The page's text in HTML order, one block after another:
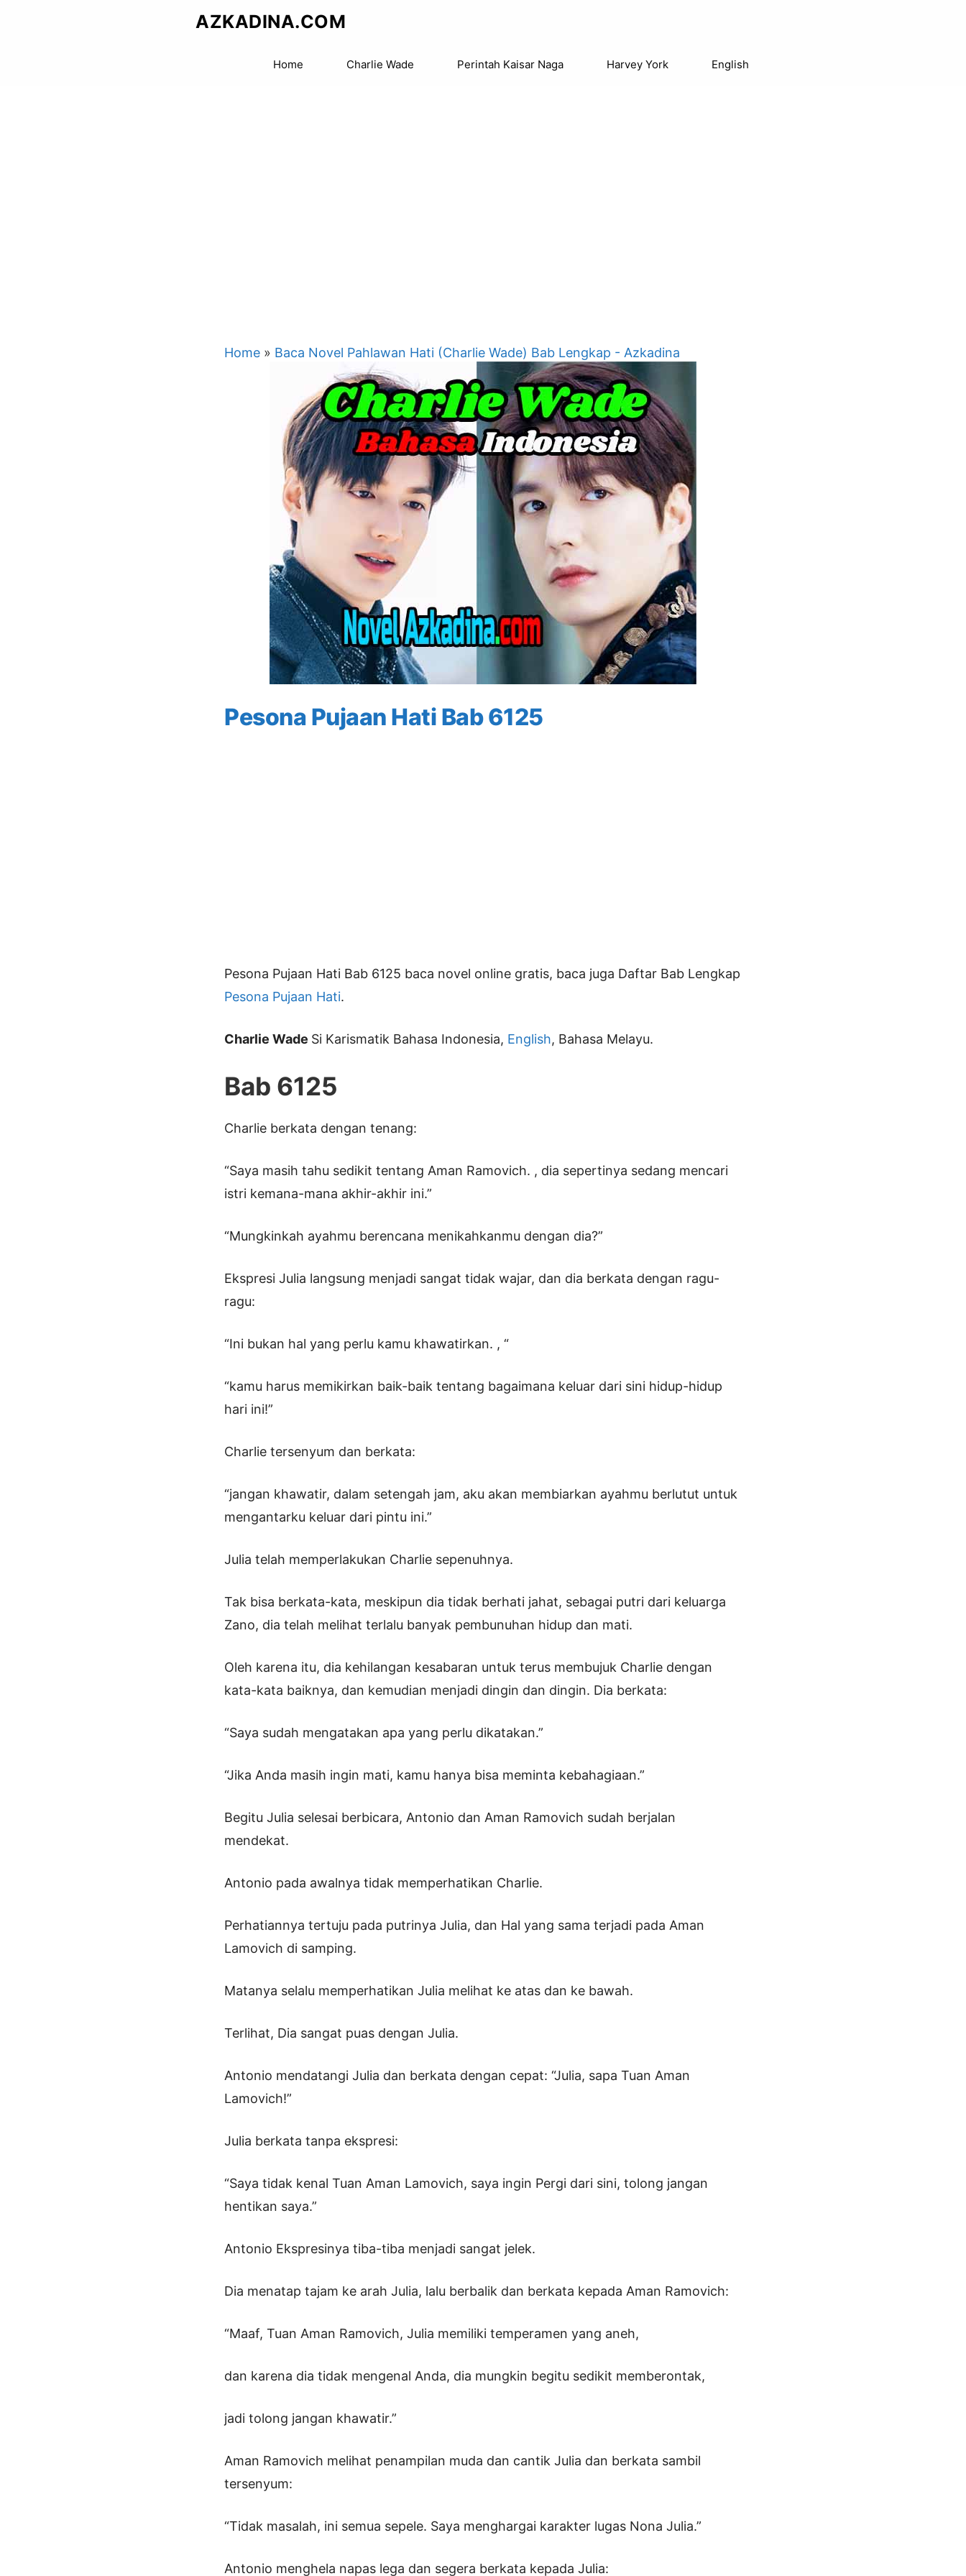
AZKADINA.COM
Home Charlie Wade Perintah Kaisar Naga Harvey York English
Home » Baca Novel Pahlawan Hati (Charlie Wade) Bab Lengkap - Azkadina
Pesona Pujaan Hati Bab 6125
Pesona Pujaan Hati Bab 6125 baca novel online gratis, baca juga Daftar Bab Lengkap
Pesona Pujaan Hati.
Charlie Wade Si Karismatik Bahasa Indonesia, English, Bahasa Melayu.
Bab 6125
Charlie berkata dengan tenang:
“Saya masih tahu sedikit tentang Aman Ramovich. , dia sepertinya sedang mencari
istri kemana-mana akhir-akhir ini.”
“Mungkinkah ayahmu berencana menikahkanmu dengan dia?”
Ekspresi Julia langsung menjadi sangat tidak wajar, dan dia berkata dengan ragu-
ragu:
“Ini bukan hal yang perlu kamu khawatirkan. , “
“kamu harus memikirkan baik-baik tentang bagaimana keluar dari sini hidup-hidup
hari ini!”
Charlie tersenyum dan berkata:
“jangan khawatir, dalam setengah jam, aku akan membiarkan ayahmu berlutut untuk
mengantarku keluar dari pintu ini.”
Julia telah memperlakukan Charlie sepenuhnya.
Tak bisa berkata-kata, meskipun dia tidak berhati jahat, sebagai putri dari keluarga
Zano, dia telah melihat terlalu banyak pembunuhan hidup dan mati.
Oleh karena itu, dia kehilangan kesabaran untuk terus membujuk Charlie dengan
kata-kata baiknya, dan kemudian menjadi dingin dan dingin. Dia berkata:
“Saya sudah mengatakan apa yang perlu dikatakan.”
“Jika Anda masih ingin mati, kamu hanya bisa meminta kebahagiaan.”
Begitu Julia selesai berbicara, Antonio dan Aman Ramovich sudah berjalan
mendekat.
Antonio pada awalnya tidak memperhatikan Charlie.
Perhatiannya tertuju pada putrinya Julia, dan Hal yang sama terjadi pada Aman
Lamovich di samping.
Matanya selalu memperhatikan Julia melihat ke atas dan ke bawah.
Terlihat, Dia sangat puas dengan Julia.
Antonio mendatangi Julia dan berkata dengan cepat: “Julia, sapa Tuan Aman
Lamovich!”
Julia berkata tanpa ekspresi:
“Saya tidak kenal Tuan Aman Lamovich, saya ingin Pergi dari sini, tolong jangan
hentikan saya.”
Antonio Ekspresinya tiba-tiba menjadi sangat jelek.
Dia menatap tajam ke arah Julia, lalu berbalik dan berkata kepada Aman Ramovich:
“Maaf, Tuan Aman Ramovich, Julia memiliki temperamen yang aneh,
dan karena dia tidak mengenal Anda, dia mungkin begitu sedikit memberontak,
jadi tolong jangan khawatir.”
Aman Ramovich melihat penampilan muda dan cantik Julia dan berkata sambil
tersenyum:
“Tidak masalah, ini semua sepele. Saya menghargai karakter lugas Nona Julia.”
Antonio menghela napas lega dan segera berkata kepada Julia: